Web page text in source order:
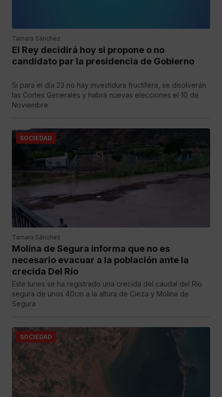
Tamara Sánchez
El Rey decidirá hoy si propone o no
candidato par la presidencia de Gobierno
Si para el día 23 no hay investidura fructífera, se disolverán
las Cortes Generales y habrá nuevas elecciones el 10 de
Noviembre
SOCIEDAD
Tamara Sánchez
Molina de Segura informa que no es
necesario evacuar a la población ante la
crecida Del Río
Este lunes se ha registrado una crecida del caudal del Río
segura de unos 40cm a la altura de Cieza y Molina de
Segura
SOCIEDAD